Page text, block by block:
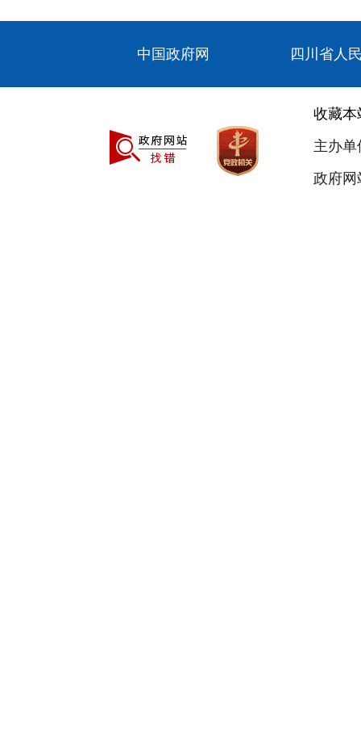
中国政府网 四川省人
收藏本
主办
政府网